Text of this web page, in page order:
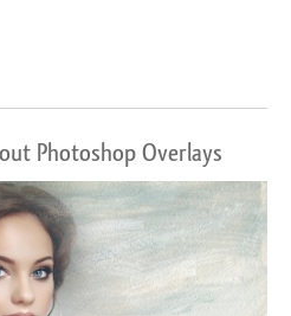
Photoshop Overlays